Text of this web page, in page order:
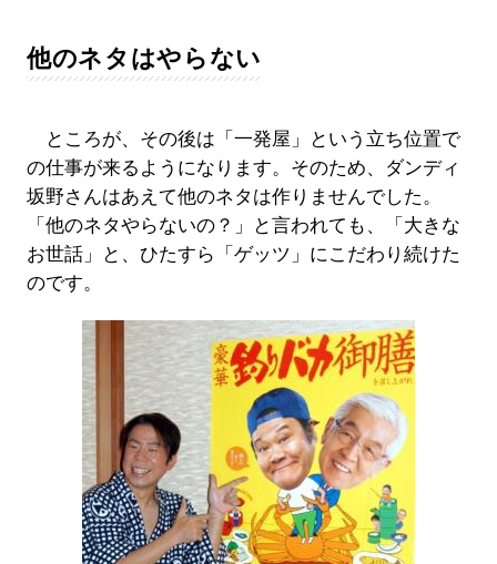
他のネタはやらない
ところが、その後は「一発屋」という立ち位置で
の仕事が来るようになります。そのため、ダンディ
坂野さんはあえて他のネタは作りませんでした。
「他のネタやらないの？」と言われても、「大きな
お世話」と、ひたすら「ゲッツ」にこだわり続けた
のです。